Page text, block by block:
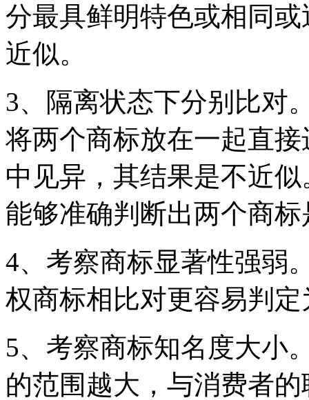
分最具鲜明特色或相同
近似。
3、隔离状态下分别比对
将两个商标放在一起直
中见异，其结果是不近
能够准确判断出两个商
4、考察商标显著性强弱
权商标相比对更容易判
5、考察商标知名度大小
的范围越大，与消费者